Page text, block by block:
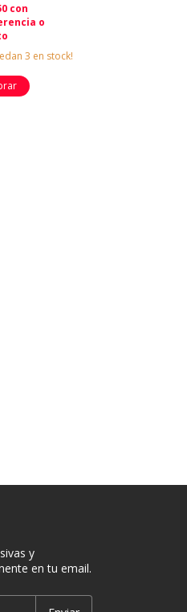
con
o
3 en stock!
y
en tu email.